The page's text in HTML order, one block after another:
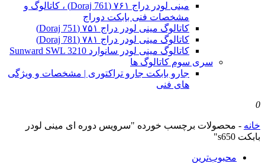
مینی لودر دراج ۷۶۱ (Doraj 761) ، کاتالوگ و
مشخصات فنی بابکت دوراج
کاتالوگ مینی لودر دراج ۷۵۱ (Doraj 751)
کاتالوگ مینی لودر دراج ۷۸۱ (Doraj 781)
کاتالوگ مینی لودر سانوارد Sunward SWL 3210
سری سوم کاتالوگ ها
جارو بابکت جارو تراکتوری | مشخصات و ویژگی
های فنی
0
خانه - محصولات برچسب خورده "سرویس دوره ای مینی لودر
بابکت s650"
محبوب‌ترین